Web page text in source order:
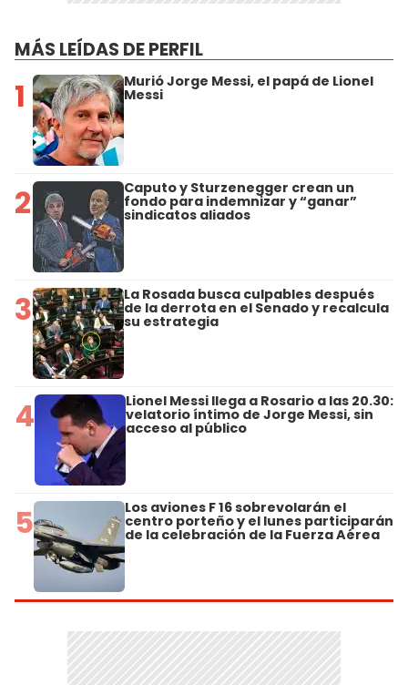
MÁS LEÍDAS DE PERFIL
1 Murió Jorge Messi, el papá de Lionel
Messi
2 Caputo y Sturzenegger crean un
fondo para indemnizar y “ganar”
sindicatos aliados
3 La Rosada busca culpables después
de la derrota en el Senado y recalcula
su estrategia
4 Lionel Messi llega a Rosario a las 20.30:
velatorio íntimo de Jorge Messi, sin
acceso al público
5 Los aviones F 16 sobrevolarán el
centro porteño y el lunes participarán
de la celebración de la Fuerza Aérea